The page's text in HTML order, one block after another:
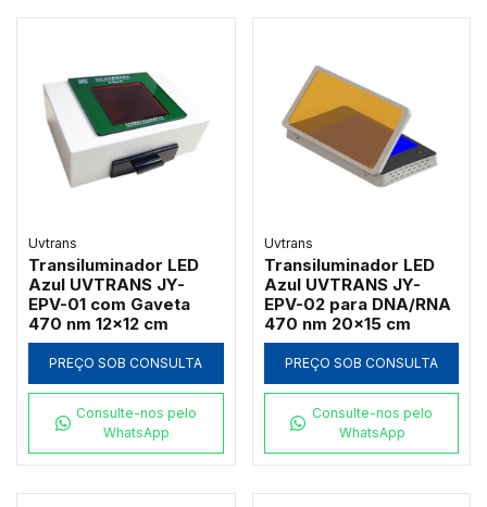
Uvtrans
Transiluminador LED
Azul UVTRANS JY-
EPV-01 com Gaveta
470 nm 12x12 cm
PREÇO SOB CONSULTA
Consulte-nos pelo
WhatsApp
Uvtrans
Transiluminador LED
Azul UVTRANS JY-
EPV-02 para DNA/RNA
470 nm 20x15 cm
PREÇO SOB CONSULTA
Consulte-nos pelo
WhatsApp